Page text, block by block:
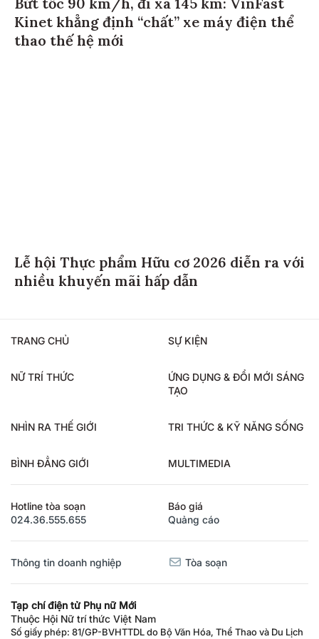
Bứt tốc 90 km/h, đi xa 145 km: VinFast
Kinet khẳng định “chất” xe máy điện thể
thao thế hệ mới
Lễ hội Thực phẩm Hữu cơ 2026 diễn ra với
nhiều khuyến mãi hấp dẫn
TRANG CHỦ SỰ KIỆN
NỮ TRÍ THỨC
ỨNG DỤNG & ĐỔI MỚI SÁNG
TẠO
NHÌN RA THẾ GIỚI TRI THỨC & KỸ NĂNG SỐNG
BÌNH ĐẲNG GIỚI MULTIMEDIA
Hotline tòa soạn
024.36.555.655
Báo giá
Quảng cáo
Thông tin doanh nghiệp Tòa soạn
Tạp chí điện tử Phụ nữ Mới
Thuộc Hội Nữ trí thức Việt Nam
Số giấy phép: 81/GP-BVHTTDL do Bộ Văn Hóa, Thể Thao và Du Lịch